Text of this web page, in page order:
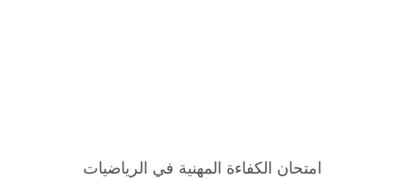
امتحان الكفاءة المهنية في الرياضيات